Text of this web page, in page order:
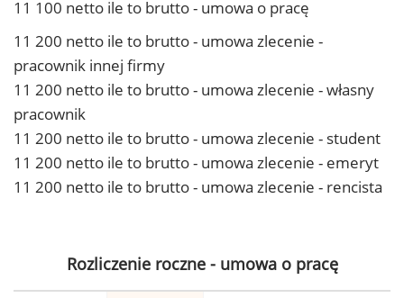
11 100 netto ile to brutto - umowa o pracę
11 200 netto ile to brutto - umowa zlecenie -
pracownik innej firmy
11 200 netto ile to brutto - umowa zlecenie - własny
pracownik
11 200 netto ile to brutto - umowa zlecenie - student
11 200 netto ile to brutto - umowa zlecenie - emeryt
11 200 netto ile to brutto - umowa zlecenie - rencista
Rozliczenie roczne - umowa o pracę